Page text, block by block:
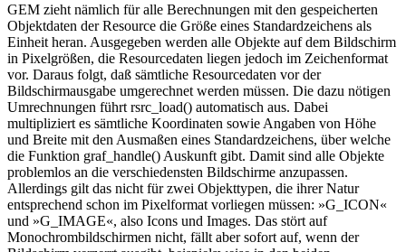
GEM zieht nämlich für alle Berechnungen mit den gespeicherten
Objektdaten der Resource die Größe eines Standardzeichens als
Einheit heran. Ausgegeben werden alle Objekte auf dem Bildschirm
in Pixelgrößen, die Resourcedaten liegen jedoch im Zeichenformat
vor. Daraus folgt, daß sämtliche Resourcedaten vor der
Bildschirmausgabe umgerechnet werden müssen. Die dazu nötigen
Umrechnungen führt rsrc_load() automatisch aus. Dabei
multipliziert es sämtliche Koordinaten sowie Angaben von Höhe
und Breite mit den Ausmaßen eines Standardzeichens, über welche
die Funktion graf_handle() Auskunft gibt. Damit sind alle Objekte
problemlos an die verschiedensten Bildschirme anzupassen.
Allerdings gilt das nicht für zwei Objekttypen, die ihrer Natur
entsprechend schon im Pixelformat vorliegen müssen: »G_ICON«
und »G_IMAGE«, also Icons und Images. Das stört auf
Monochrombildschirmen nicht, fällt aber sofort auf, wenn der